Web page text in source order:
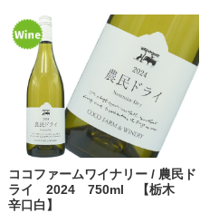
ココファームワイナリー / 農民ド
ライ 2024 750ml 【栃木
辛口白】